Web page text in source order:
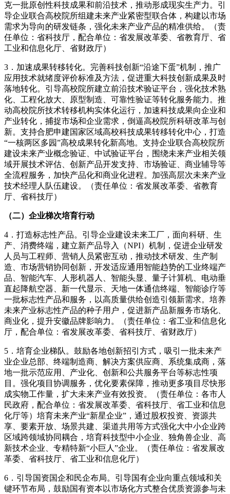
克一批原创性科技成果和前沿技术，推动形成现实生产力。引
导企业联合高校院所组建未来产业紧密型联合体，构建以市场
需求为导向的研发链条，强化未来产业产品的精准供给。（责
任单位：省科技厅，配合单位：省发展改革委、省教育厅、省
工业和信息化厅、省财政厅）
3．加速成果转移转化。完善科技创新“沿途下蛋”机制，推广
应用技术就绪度评价标准及方法，促进重大科技创新成果及时
落地转化。引导高校院所建立前沿技术验证平台，强化技术熟
化、工程化放大、原型制造、可靠性验证等转化服务能力。推
动高校院所技术转移机构实体化运行，加速科技成果向企业和
产业转化，捕捉市场和企业需求，倒逼高校院所科研改革与创
新。支持合肥申建国家区域高校科技成果转移转化中心，打造
“一核两区多园”高校成果转化新高地。支持企业联合高校院所
建设未来产业概念验证、中试验证平台，围绕未来产业相关领
域开展技术评估、创新产品开发支持、市场验证、商业辅导等
全流程服务，加快产品化和商业化进程。加强高层次未来产业
技术经理人队伍建设。（责任单位：省发展改革委、省教育
厅、省科技厅）
（二）企业梯次培育行动
4．打造标志性产品。引导企业建设未来工厂，面向科研、生
产、消费终端，建立新产品导入（NPI）机制，促进企业研发
人员与工程师、营销人员紧密互动，推动技术研发、生产制
造、市场营销协同创新，开发适应通用智能趋势的工业终端产
品、智能汽车、人形机器人、智能头显、量子计算机、电动垂
直起降航空器、新一代显示、天地一体通信终端、智能诊疗等
一批标志性产品和服务，以高质量供给创造引领新需求。培养
未来产业标志性产品的种子用户，促进新产品新服务市场化、
商业化，提升安徽品牌影响力。（责任单位：省工业和信息化
厅，配合单位：省发展改革委、省科技厅、省财政厅）
5．培育企业梯队。鼓励各地创新招引方式，吸引一批未来产
业企业总部、终端制造商、解决方案供应商、系统集成商，落
地一批示范应用、产业化、创新和公共服务平台等标志性项
目。强化项目协调服务，优化要素保障，推动更多项目尽快形
成实物工作量，扩大未来产业有效投资。（责任单位：各市人
民政府，配合单位：省发展改革委、省科技厅、省工业和信息
化厅等）培育未来产业“新星企业”，通过股权投资、资源共
享、要素开放、场景共建、渠道共用等方式强化大中小企业跨
区域跨领域协同耦合，培育科技型中小企业、独角兽企业、高
新技术企业、专精特新“小巨人”企业。（责任单位：省发展改
革委、省科技厅、省工业和信息化厅）
6．引导国资国企和民企布局。引导国有企业向重点领域和关
键环节布局，鼓励国有资本以市场化方式整合优质资源参与未